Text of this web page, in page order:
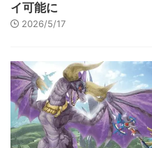
イ可能に
2026/5/17